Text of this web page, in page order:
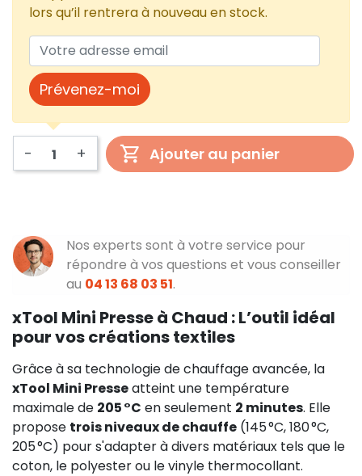
lors qu’il rentrera à nouveau en stock.
Prévenez-moi
- + Ajouter au panier
Nos experts sont à votre service pour
répondre à vos questions et vous conseiller
au 04 13 68 03 51.
xTool Mini Presse à Chaud : L’outil idéal
pour vos créations textiles
Grâce à sa technologie de chauffage avancée, la
xTool Mini Presseatteint une température
maximale de 205 °C en seulement 2 minutes. Elle
propose trois niveaux de chauffe (145 °C, 180 °C,
205 °C) pour s'adapter à divers matériaux tels que le
coton, le polyester ou le vinyle thermocollant.